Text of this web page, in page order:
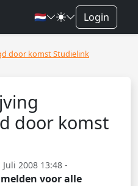
🇳🇱 Login
door komst Studielink
door komst
2008 13:48 -
voor alle